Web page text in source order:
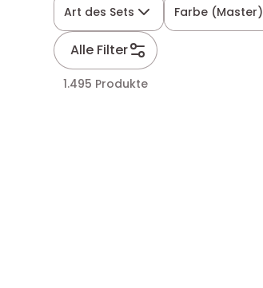
Art des Sets Farbe (Master)
Alle Filter
1.495 Produkte